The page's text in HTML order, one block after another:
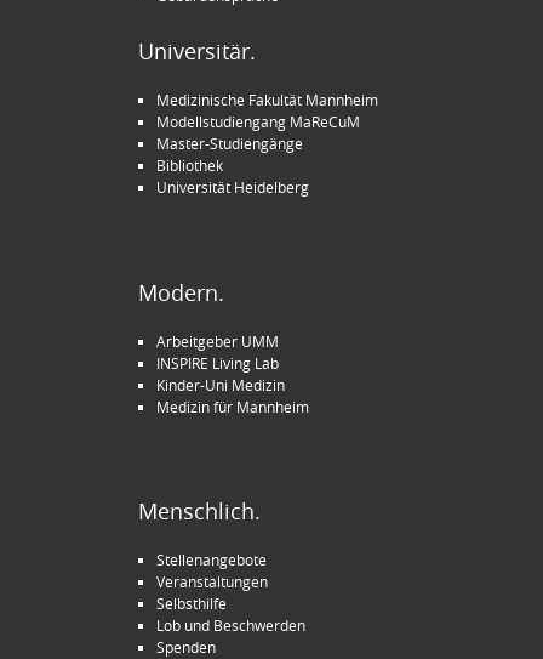
Universitär.
Medizinische Fakultät Mannheim
Modellstudiengang MaReCuM
Master-Studiengänge
Bibliothek
Universität Heidelberg
Modern.
Arbeitgeber UMM
INSPIRE Living Lab
Kinder-Uni Medizin
Medizin für Mannheim
Menschlich.
Stellenangebote
Veranstaltungen
Selbsthilfe
Lob und Beschwerden
Spenden